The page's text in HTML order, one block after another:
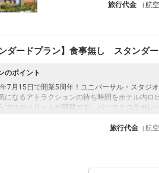
旅行代金 （航
ンダードプラン】食事無し スタンダ
のポイント
7月15日で開業5周年！ユニバーサル・スタジ
になるアトラクションの待ち時間をホテル内ロ
ではのメリットが満載です。パークとコラボレ
旅行代金 （航